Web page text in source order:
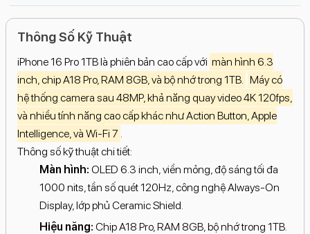
Thông Số Kỹ Thuật
iPhone 16 Pro 1TB là phiên bản cao cấp với màn hình 6.3
inch, chip A18 Pro, RAM 8GB, và bộ nhớ trong 1TB. Máy có
hệ thống camera sau 48MP, khả năng quay video 4K 120fps,
và nhiều tính năng cao cấp khác như Action Button, Apple
Intelligence, và Wi-Fi 7 .
Thông số kỹ thuật chi tiết:
Màn hình: OLED 6.3 inch, viền mỏng, độ sáng tối đa
1000 nits, tần số quét 120Hz, công nghệ Always-On
Display, lớp phủ Ceramic Shield.
Hiệu năng: Chip A18 Pro, RAM 8GB, bộ nhớ trong 1TB.